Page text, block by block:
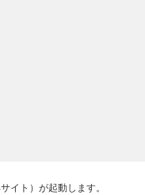
イト）が起動します。